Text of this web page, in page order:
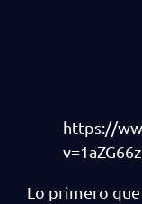
https://
Lo primero